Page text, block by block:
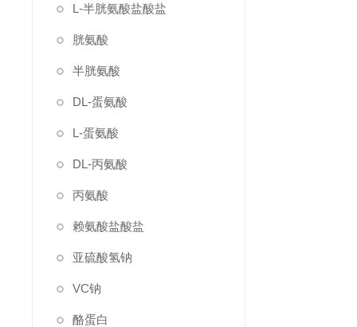
L-半胱氨酸盐酸盐
胱氨酸
半胱氨酸
DL-蛋氨酸
L-蛋氨酸
DL-丙氨酸
丙氨酸
赖氨酸盐酸盐
亚硫酸氢钠
VC钠
酪蛋白